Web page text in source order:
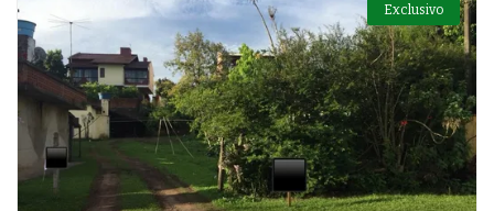
Exclusivo